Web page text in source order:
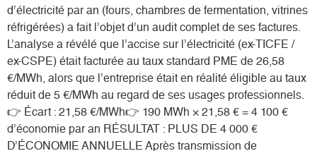
d’électricité par an (fours, chambres de fermentation, vitrines
réfrigérées) a fait l’objet d’un audit complet de ses factures.
L’analyse a révélé que l’accise sur l’électricité (ex-TICFE /
ex-CSPE) était facturée au taux standard PME de 26,58
€/MWh, alors que l’entreprise était en réalité éligible au taux
réduit de 5 €/MWh au regard de ses usages professionnels.
👉 Écart : 21,58 €/MWh👉 190 MWh × 21,58 € = 4 100 €
d’économie par an RÉSULTAT : PLUS DE 4 000 €
D’ÉCONOMIE ANNUELLE Après transmission de